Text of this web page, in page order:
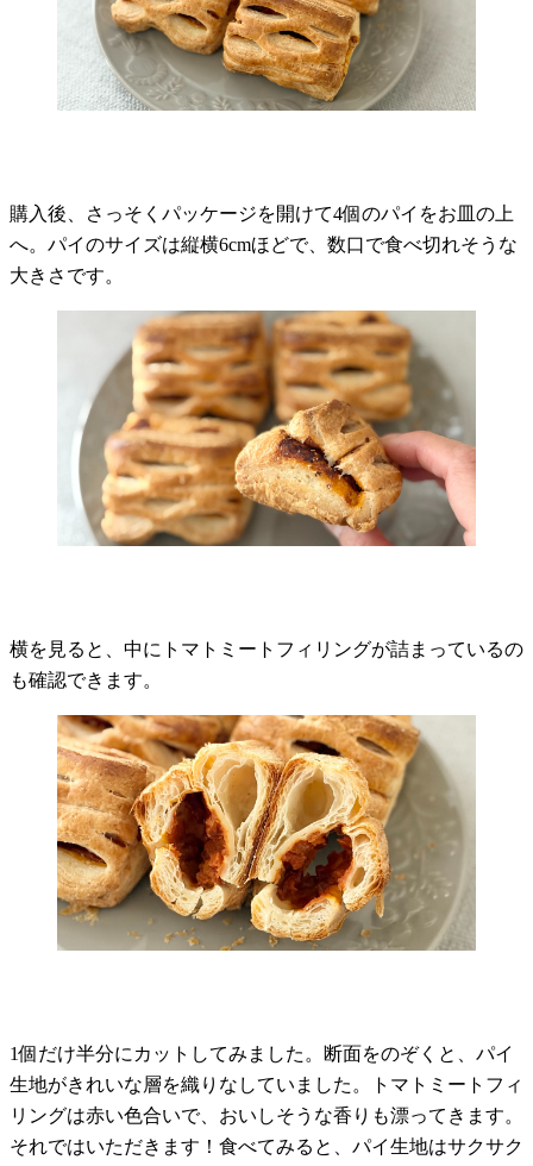
購入後、さっそくパッケージを開けて4個のパイをお皿の上
へ。パイのサイズは縦横6cmほどで、数口で食べ切れそうな
大きさです。
横を見ると、中にトマトミートフィリングが詰まっているの
も確認できます。
1個だけ半分にカットしてみました。断面をのぞくと、パイ
生地がきれいな層を織りなしていました。トマトミートフィ
リングは赤い色合いで、おいしそうな香りも漂ってきます。
それではいただきます！食べてみると、パイ生地はサクサク